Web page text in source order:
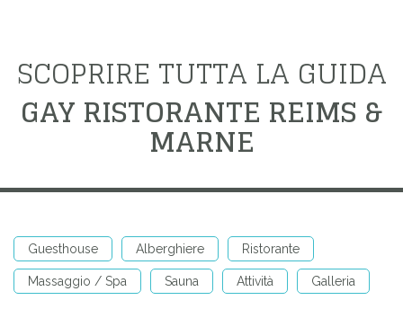
SCOPRIRE TUTTA LA GUIDA
GAY RISTORANTE REIMS &
MARNE
Guesthouse Alberghiere Ristorante
Massaggio / Spa Sauna Attività Galleria